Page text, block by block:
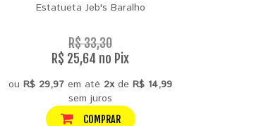
Estatueta Jeb's Baralho
R$ 33,30
R$ 25,64 no Pix
ou R$ 29,97 em até 2xde R$ 14,99
sem juros
COMPRAR